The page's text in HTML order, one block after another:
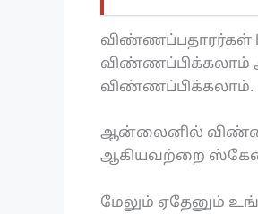
விண்ணப்பதாரர்கள்
விண்ணப்பிக்கலாம்
விண்ணப்பிக்கலாம்.
ஆன்லைனில்
ஆகியவற்றை ஸ்கேன்
மேலும் ஏதேனும்